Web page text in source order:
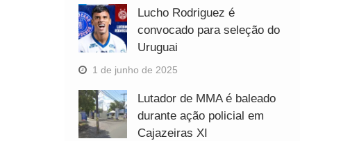
Lucho Rodriguez é
convocado para seleção do
Uruguai
1 de junho de 2025
Lutador de MMA é baleado
durante ação policial em
Cajazeiras XI